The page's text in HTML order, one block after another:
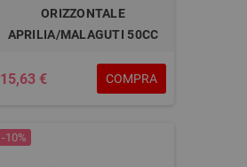
ORIZZONTALE
APRILIA/MALAGUTI 50CC
15,63 € COMPRA
-10%